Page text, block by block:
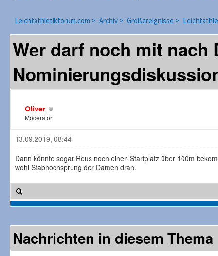
Leichtathletikforum.com > Archiv > Großereignisse >
Wer darf noch mit nach
Oliver
Moderator
13.09.2019, 08:44
Dann könnte sogar Reus noch einen Startplatz über 100m
wohl Stabhochsprung der Damen dran.
Nachrichten in diesem Thema